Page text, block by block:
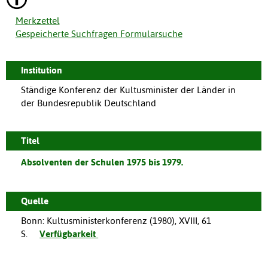
Merkzettel
Gespeicherte Suchfragen Formularsuche
Institution
Ständige Konferenz der Kultusminister der Länder in
der Bundesrepublik Deutschland
Titel
Absolventen der Schulen 1975 bis 1979.
Quelle
Bonn: Kultusministerkonferenz (1980), XVIII, 61
S.
Verfügbarkeit